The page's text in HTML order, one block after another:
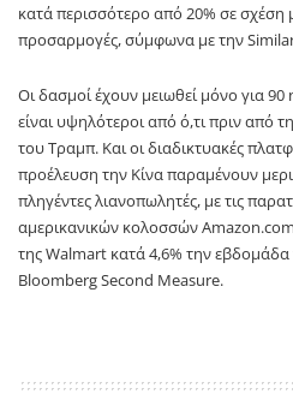
κατά περισσότερο από 20% σε σχέση
προσαρμογές, σύμφωνα με την
Οι δασμοί έχουν μειωθεί μόνο για
είναι υψηλότεροι από ό,τι πριν
του Τραμπ. Και οι διαδικτυακές
προέλευση την Κίνα παραμένουν
πληγέντες λιανοπωλητές, με τις
αμερικανικών κολοσσών
της Walmart κατά 4,6% την
Bloomberg Second Measure.